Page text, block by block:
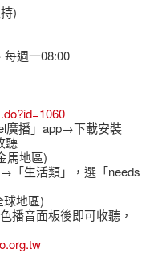
)
每週一08:00
廣播」app→下載安裝
聽
馬地區)
「生活類」，選「needs
球地區)
播音面板後即可收聽，